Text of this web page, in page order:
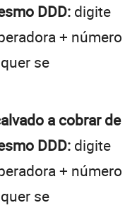
DDD: digite
+ número
se
a cobrar de
DDD: digite
+ número
se